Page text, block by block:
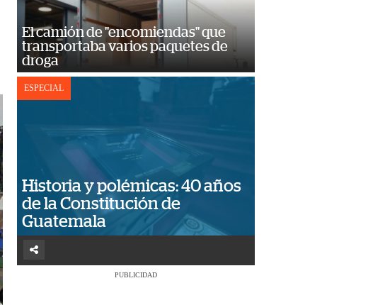
El camión de "encomiendas" que
transportaba varios paquetes de
droga
ESPECIAL
Historia y polémicas: 40 años
de la Constitución de
Guatemala
PUBLICIDAD